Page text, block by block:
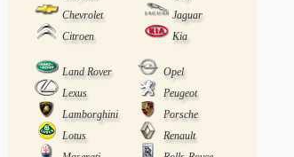
Chevrolet
Jaguar
Citroen
Kia
Land Rover
Opel
Lexus
Peugeot
Lamborghini
Porsche
Lotus
Renault